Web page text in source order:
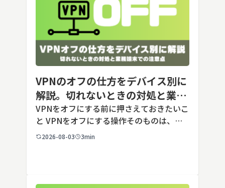
VPNのオフの仕方をデバイス別に
解説。切れないときの対処と業務
端末での注意点
VPNをオフにする前に押さえておきたいこ
と VPNをオフにする操作そのものは、ど
の端末でも数タップから数クリックで完了
2026-08-03 3min